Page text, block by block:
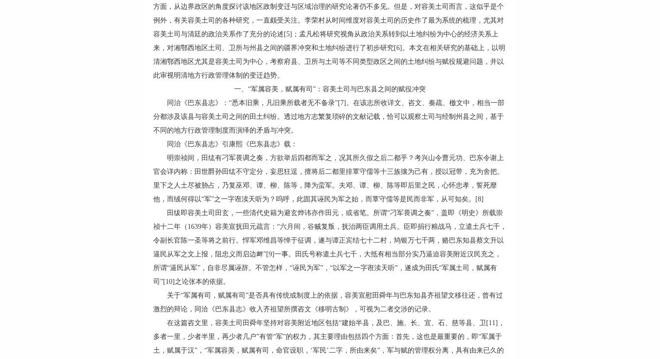
方面，从边界政区的角度探讨该地区政制变迁与区域治理的研究论著仍不多见。但是，对容美土司而言，这似乎是个
例外，有关容美土司的各种研究，一直颇受关注。李荣村从时间维度对容美土司的历史作了最为系统的梳理，尤其对
容美土司与清廷的政治关系作了充分的论述[5]；孟凡松将研究视角从政治关系转到以土地纠纷为中心的经济关系上
来，对湘鄂西地区土司、卫所与州县之间的疆界冲突和土地纠纷进行了初步研究[6]。本文在相关研究的基础上，以明
清湘鄂西地区尤其是容美土司为中心，考察府县、卫所与土司等不同类型政区之间的土地纠纷与赋役规避问题，并以
此审视明清地方行政管理体制的变迁趋势。
一、“军属容美，赋属有司”：容美土司与巴东县之间的赋役冲突
同治《巴东县志》：“悉本旧乘，凡旧乘所载者无不备录”[7]。在该志所收详文、咨文、奏疏、檄文中，相当一部
分都涉及该县与容美土司之间的田土纠纷。透过地方志繁复琐碎的文献记载，恰可以观察土司与经制州县之间，基于
不同的地方行政管理制度而演绎的矛盾与冲突。
同治《巴东县志》引康熙《巴东县志》载：
明崇祯间，田纮有刁军畏调之奏，方欲举后四都而军之，况其所久假之后二都乎？考兴山令曹元功、巴东令谢上
官会详内称：田世爵孙田纮不守定分，妄思狂逞，擅将后二都里排覃守儒等十三族攘为己有，授以冠带，充为舍把。
里下之人土尽被胁占，乃复巫邓、谭、柳、陈等，降为蛮军。夫邓、谭、柳、陈等即后里之民，心怀忠孝，誓死靡
他，而绒何得以“军”之一字诳渎天听为？呜呼，此固其诬民为军之始，而覃守儒等是民而非军，从可知矣。[8]
田绂即容美土司田玄，一些清代史籍为避玄烨讳亦作田元，或省笔。所谓“刁军畏调之奏”，盖即《明史》所载崇
祯十二年（1639年）容美宣抚田元疏言：“六月间，谷贼复叛，抚治两臣调用土兵。臣即捐行粮战马，立遣土兵七千，
令副长官陈一圣等将之前行。悍军邓维昌等惮于征调，遂与谭正宾结七十二村，鸠银万七千两，赂巴东知县蔡文升以
逼民从军之文上报，阻忠义而启边衅”[9]一事。田氏号称遣土兵七千，大抵有相当部分实乃逼迫容美附近汉民充之，
所谓“逼民从军”，自非尽属诬辞。不管怎样，“诬民为军”，“以军之一字诳渎天听”，遂成为田氏“军属土司，赋属有
司”[10]之论张本的依据。
关于“军属有司，赋属有司”是否具有传统或制度上的依据，容美宣慰田舜年与巴东知县齐祖望文移往还，曾有过
激烈的辩论，同洽《巴东县志》收入齐祖望所撰咨文《移明古制》，可视为二者交涉的记录。
在这篇咨文里，容美土司田舜年坚持对容美附近地区包括“建始半县，及巴、施、长、宜、石、慈等县、卫[11]，
多者一里，少者半里，再少者几户”有管“军”的权力，其主要理由包括四个方面：首先，这也是最重要的，即“军属于
土，赋属于汉”，“军属容美，赋属有司，命官设职，‘军民’二字，所由来矣”，军与赋的管理权分离，具有由来已久的